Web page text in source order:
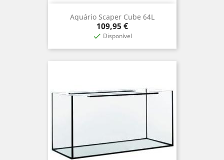
Aquário Scaper Cube 64L
Precio
109,95 €
 Disponível